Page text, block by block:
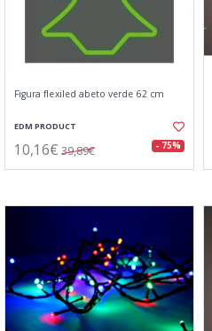
Figura flexiled abeto verde 62 cm
EDM PRODUCT
10,16€ 39,89€ - 75%